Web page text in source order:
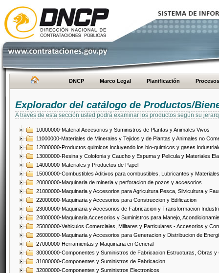
DNCP Marco Legal Planificación Procesos
Explorador del catálogo de Productos/
A través de esta sección usted podrá examinar los productos según su
10000000-Material Accesorios y Suministros de Plantas y Animales Vivos
11000000-Materiales de Minerales y Tejidos y de Plantas y Animales no
12000000-Productos quimicos incluyendo los bio-quimicos y gases
13000000-Resina y Colofonia y Caucho y Espuma y Pelicula y Materiales
14000000-Materiales y Productos de Papel
15000000-Combustibles Aditivos para combustibles, Lubricantes y
20000000-Maquinaria de mineria y perforacion de pozos y accesorios
21000000-Maquinaria y Accesorios para Agricultura Pesca, Silvicultura y
22000000-Maquinaria y Accesorios para Construccion y Edificacion
23000000-Maquinaria y Accesorios de Fabricacion y Transformacion
24000000-Maquinaria Accesorios y Suministros para Manejo,
25000000-Vehiculos Comerciales, Militares y Particulares - Accesorios y
26000000-Maquinaria y Accesorios para Generacion y Distribucion de
27000000-Herramientas y Maquinaria en General
30000000-Componentes y Suministros de Fabricacion Estructuras, Obras
31000000-Componentes y Suministros de Fabricacion
32000000-Componentes y Suministros Electronicos